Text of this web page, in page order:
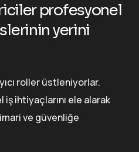
profesyonel
yerini
roller üstleniyorlar.
ihtiyaçlarını ele alarak
ve güvenliğe